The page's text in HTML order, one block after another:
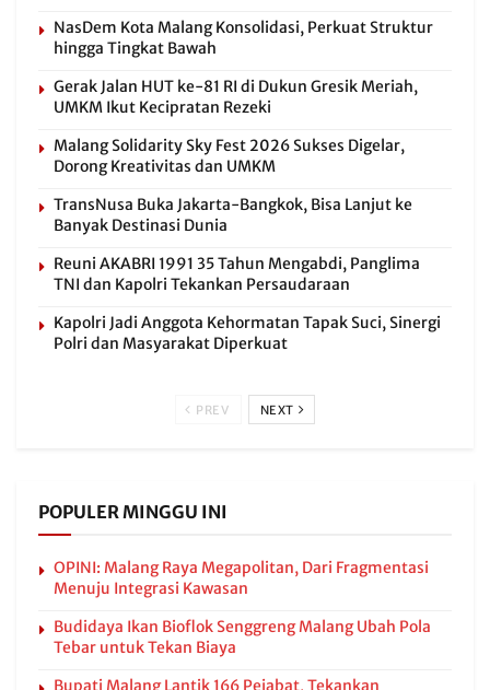
NasDem Kota Malang Konsolidasi, Perkuat Struktur
hingga Tingkat Bawah
Gerak Jalan HUT ke-81 RI di Dukun Gresik Meriah,
UMKM Ikut Kecipratan Rezeki
Malang Solidarity Sky Fest 2026 Sukses Digelar,
Dorong Kreativitas dan UMKM
TransNusa Buka Jakarta-Bangkok, Bisa Lanjut ke
Banyak Destinasi Dunia
Reuni AKABRI 1991 35 Tahun Mengabdi, Panglima
TNI dan Kapolri Tekankan Persaudaraan
Kapolri Jadi Anggota Kehormatan Tapak Suci, Sinergi
Polri dan Masyarakat Diperkuat
PREV NEXT
POPULER MINGGU INI
OPINI: Malang Raya Megapolitan, Dari Fragmentasi
Menuju Integrasi Kawasan
Budidaya Ikan Bioflok Senggreng Malang Ubah Pola
Tebar untuk Tekan Biaya
Bupati Malang Lantik 166 Pejabat, Tekankan